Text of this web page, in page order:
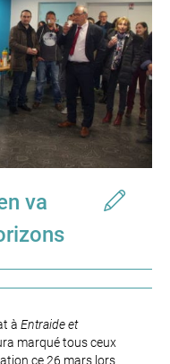
va
à Entraide et
marqué tous ceux
ce 26 mars lors